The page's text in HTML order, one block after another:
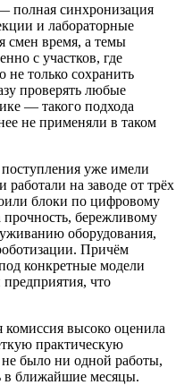
полная синхронизация
и лабораторные
смен время, а темы
с участков, где
не только сохранить
проверять любые
— такого подхода
не применяли в таком
уже имели
на заводе от трёх
блоки по цифровому
бережливому
оборудования,
Причём
конкретные модели
что
комиссия высоко оценила
практическую
было ни одной работы,
в ближайшие месяцы.